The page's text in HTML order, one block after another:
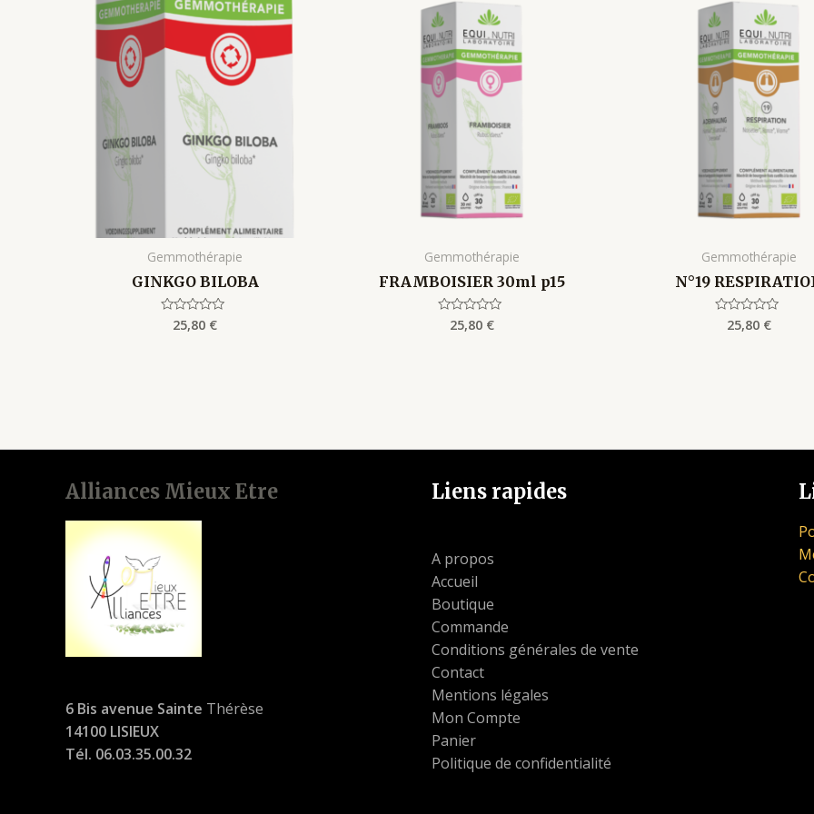
Gemmothérapie
GINKGO BILOBA
Rated
25,80 €
Gemmothérapie
FRAMBOISIER 30ml p15
Rated
25,80 €
Gemmothérapie
N°19
Rated
25,80 €
Alliances Mieux Etre
6 Bis avenue Sainte Thérèse
14100 LISIEUX
Tél. 06.03.35.00.32
Liens rapides
A propos
Accueil
Boutique
Commande
Conditions générales de vente
Contact
Mentions légales
Mon Compte
Panier
Politique de confidentialité